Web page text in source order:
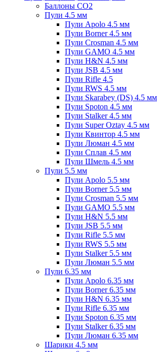
Баллоны CO2
Пули 4.5 мм
Пули Apolo 4.5 мм
Пули Borner 4.5 мм
Пули Crosman 4.5 мм
Пули GAMO 4.5 мм
Пули H&N 4.5 мм
Пули JSB 4.5 мм
Пули Rifle 4.5
Пули RWS 4.5 мм
Пули Skarabey (DS) 4.5 мм
Пули Spoton 4.5 мм
Пули Stalker 4.5 мм
Пули Super Oztay 4.5 мм
Пули Квинтор 4.5 мм
Пули Люман 4.5 мм
Пули Сплав 4.5 мм
Пули Шмель 4.5 мм
Пули 5.5 мм
Пули Apolo 5.5 мм
Пули Borner 5.5 мм
Пули Crosman 5.5 мм
Пули GAMO 5.5 мм
Пули H&N 5.5 мм
Пули JSB 5.5 мм
Пули Rifle 5.5 мм
Пули RWS 5.5 мм
Пули Stalker 5.5 мм
Пули Люман 5.5 мм
Пули 6.35 мм
Пули Apolo 6.35 мм
Пули Borner 6.35 мм
Пули H&N 6.35 мм
Пули Rifle 6.35 мм
Пули Spoton 6.35 мм
Пули Stalker 6.35 мм
Пули Люман 6.35 мм
Шарики 4.5 мм